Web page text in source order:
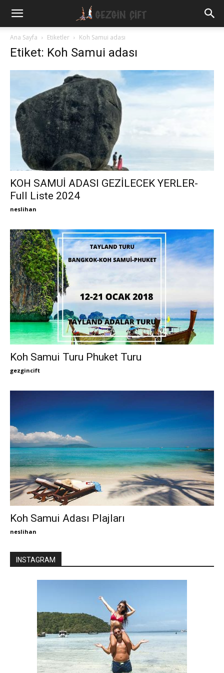
Gezgin
Çift
Ana Sayfa Etiketler Koh Samui adası
Etiket: Koh Samui adası
KOH SAMUİ ADASI GEZİLECEK YERLER-
Full Liste 2024
neslihan
Koh Samui Turu Phuket Turu
gezgincift
Koh Samui Adası Plajları
neslihan
INSTAGRAM